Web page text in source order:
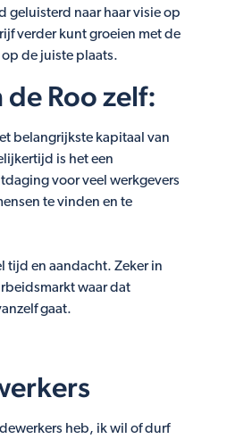
geluisterd naar haar visie op
verder kunt groeien met de
de juiste plaats.
de Roo zelf:
belangrijkste kapitaal van
is het een
voor veel werkgevers
te vinden en te
tijd en aandacht. Zeker in
waar dat
gaat.
heb, ik wil of durf